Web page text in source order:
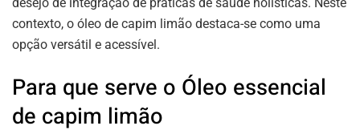
contexto, o óleo de capim limão destaca-se como uma
opção versátil e acessível.
Para que serve o Óleo essencial
de capim limão